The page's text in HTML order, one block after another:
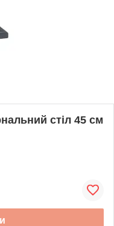
стіл 45 см